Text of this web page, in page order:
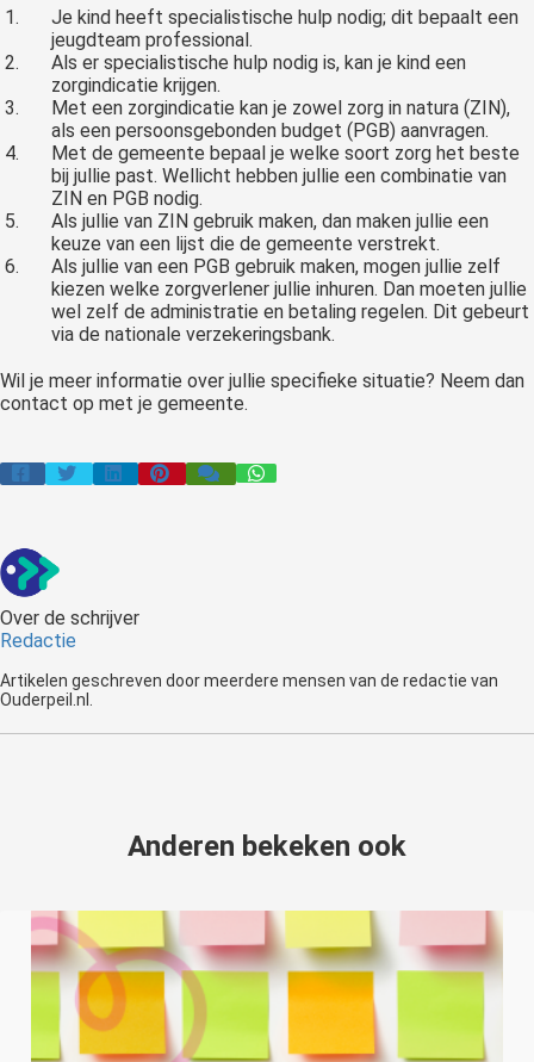
Je kind heeft specialistische hulp nodig; dit bepaalt een
jeugdteam professional.
Als er specialistische hulp nodig is, kan je kind een
zorgindicatie krijgen.
Met een zorgindicatie kan je zowel zorg in natura (ZIN),
als een persoonsgebonden budget (PGB) aanvragen.
Met de gemeente bepaal je welke soort zorg het beste
bij jullie past. Wellicht hebben jullie een combinatie van
ZIN en PGB nodig.
Als jullie van ZIN gebruik maken, dan maken jullie een
keuze van een lijst die de gemeente verstrekt.
Als jullie van een PGB gebruik maken, mogen jullie zelf
kiezen welke zorgverlener jullie inhuren. Dan moeten jullie
wel zelf de administratie en betaling regelen. Dit gebeurt
via de nationale verzekeringsbank.
Wil je meer informatie over jullie specifieke situatie? Neem dan
contact op met je gemeente.
Over de schrijver
Redactie
Artikelen geschreven door meerdere mensen van de redactie van
Ouderpeil.nl.
Anderen bekeken ook